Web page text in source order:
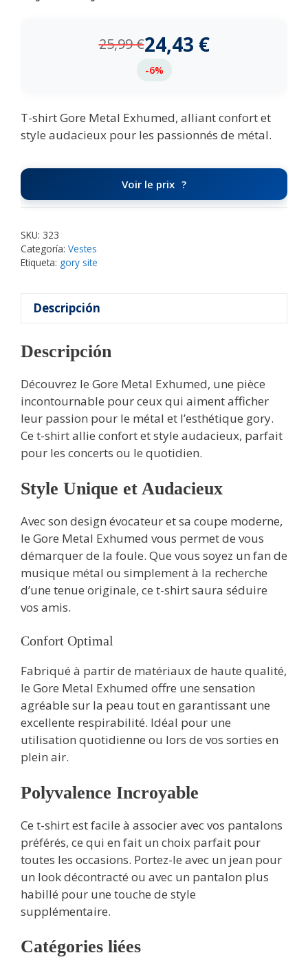
25,99€24,43 €
-6%
T-shirt Gore Metal Exhumed, alliant confort et
style audacieux pour les passionnés de métal.
Voir le prix
SKU: 323
Categoría: Vestes
Etiqueta: gory site
Descripción
Descripción
Découvrez le Gore Metal Exhumed, une pièce
incontournable pour ceux qui aiment afficher
leur passion pour le métal et l’esthétique gory.
Ce t-shirt allie confort et style audacieux, parfait
pour les concerts ou le quotidien.
Style Unique et Audacieux
Avec son design évocateur et sa coupe moderne,
le Gore Metal Exhumed vous permet de vous
démarquer de la foule. Que vous soyez un fan de
musique métal ou simplement à la recherche
d’une tenue originale, ce t-shirt saura séduire
vos amis.
Confort Optimal
Fabriqué à partir de matériaux de haute qualité,
le Gore Metal Exhumed offre une sensation
agréable sur la peau tout en garantissant une
excellente respirabilité. Idéal pour une
utilisation quotidienne ou lors de vos sorties en
plein air.
Polyvalence Incroyable
Ce t-shirt est facile à associer avec vos pantalons
préférés, ce qui en fait un choix parfait pour
toutes les occasions. Portez-le avec un jean pour
un look décontracté ou avec un pantalon plus
habillé pour une touche de style
supplémentaire.
Catégories liées